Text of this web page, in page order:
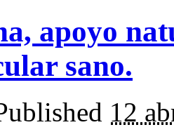
apoyo
sano.
12